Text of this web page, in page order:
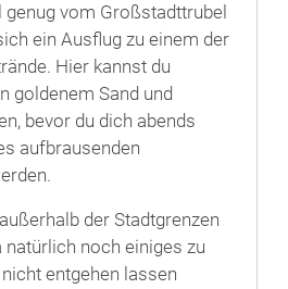
vom Großstadttrubel
ein Ausflug zu einem der
Hier kannst du
goldenem Sand und
bevor du dich abends
aufbrausenden
der Stadtgrenzen
natürlich noch einiges zu
entgehen lassen